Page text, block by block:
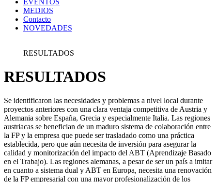
EVENTOS
MEDIOS
Contacto
NOVEDADES
RESULTADOS
RESULTADOS
Se identificaron las necesidades y problemas a nivel local durante
proyectos anteriores con una clara ventaja competitiva de Austria y
Alemania sobre España, Grecia y especialmente Italia. Las regiones
austriacas se benefician de un maduro sistema de colaboración entre
la FP y la empresa que puede ser trasladado como una práctica
establecida, pero que aún necesita de inversión para asegurar la
calidad y monitorización del impacto del ABT (Aprendizaje Basado
en el Trabajo). Las regiones alemanas, a pesar de ser un país a imitar
en cuanto a sistema dual y ABT en Europa, necesita una renovación
de la FP empresarial con una mayor profesionalización de los